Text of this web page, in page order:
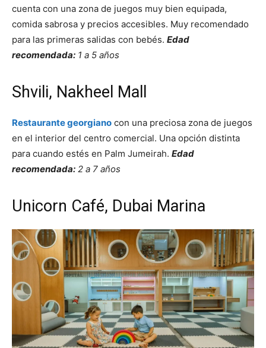
cuenta con una zona de juegos muy bien equipada,
comida sabrosa y precios accesibles. Muy recomendado
para las primeras salidas con bebés. Edad
recomendada: 1 a 5 años
Shvili, Nakheel Mall
Restaurante georgiano con una preciosa zona de juegos
en el interior del centro comercial. Una opción distinta
para cuando estés en Palm Jumeirah. Edad
recomendada: 2 a 7 años
Unicorn Café, Dubai Marina